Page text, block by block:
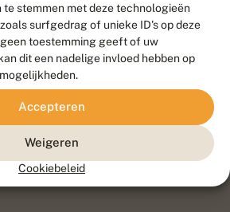
te stemmen met deze technologieën
surfgedrag of unieke ID's op deze
toestemming geeft of uw
dit een nadelige invloed hebben op
Accepteren
Weigeren
Cookiebeleid
2026 Vlinderstichting
door
Go2People
, ontworpen door
Blue Field Agency
Privacy
Disclaimer
Sitemap